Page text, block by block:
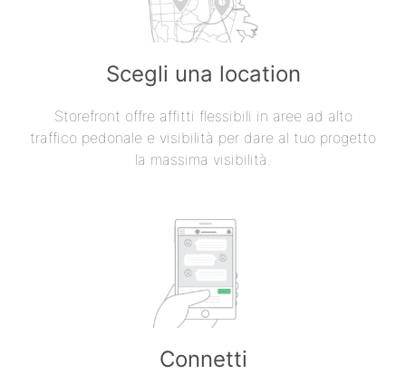
Scegli una location
Storefront offre affitti flessibili in aree ad alto
traffico pedonale e visibilità per dare al tuo progetto
la massima visibilità.
Connetti